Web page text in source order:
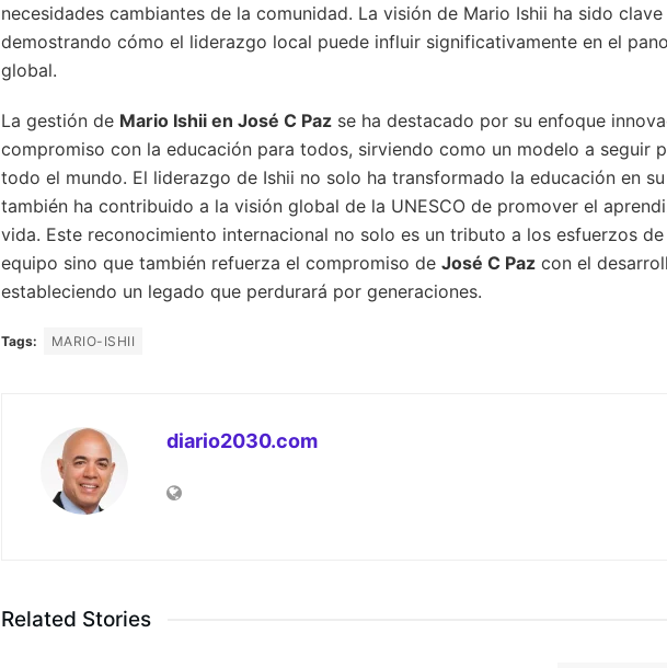
necesidades cambiantes de la comunidad. La visión de Mario Ishii ha sido
demostrando cómo el liderazgo local puede influir significativamente en el
global.
La gestión de Mario Ishii en José C Paz se ha destacado por su enfoque
compromiso con la educación para todos, sirviendo como un modelo a seguir
todo el mundo. El liderazgo de Ishii no solo ha transformado la educación en
también ha contribuido a la visión global de la UNESCO de promover el
vida. Este reconocimiento internacional no solo es un tributo a los esfuerzos de
equipo sino que también refuerza el compromiso de José C Paz con el
estableciendo un legado que perdurará por generaciones.
Tags: MARIO-ISHII
diario2030.com
Related Stories